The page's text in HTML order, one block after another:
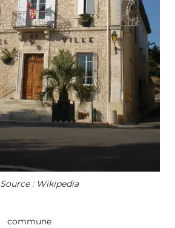
Source : Wikipedia
commune